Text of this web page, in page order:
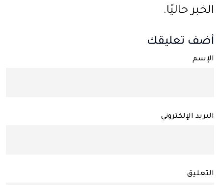
الخبر حاليًا.
أضف تعليقك
الإسم
البريد الإلكتروني
التعليق